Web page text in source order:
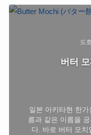
도
버터
일본 아키타현 한
름과 같은 이름을
다. 바로 버터 모치